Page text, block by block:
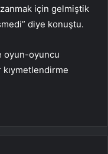
için gelmiştik
diye konuştu.
oyun-oyuncu